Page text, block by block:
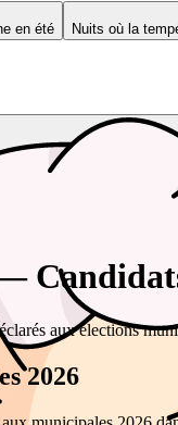
en été
Nuits où la
aux élections
2026